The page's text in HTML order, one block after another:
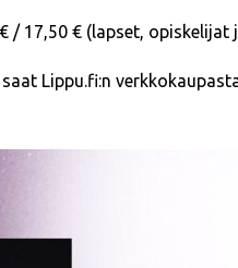
/ 17,50 € (lapset,
Lippu.fi:n